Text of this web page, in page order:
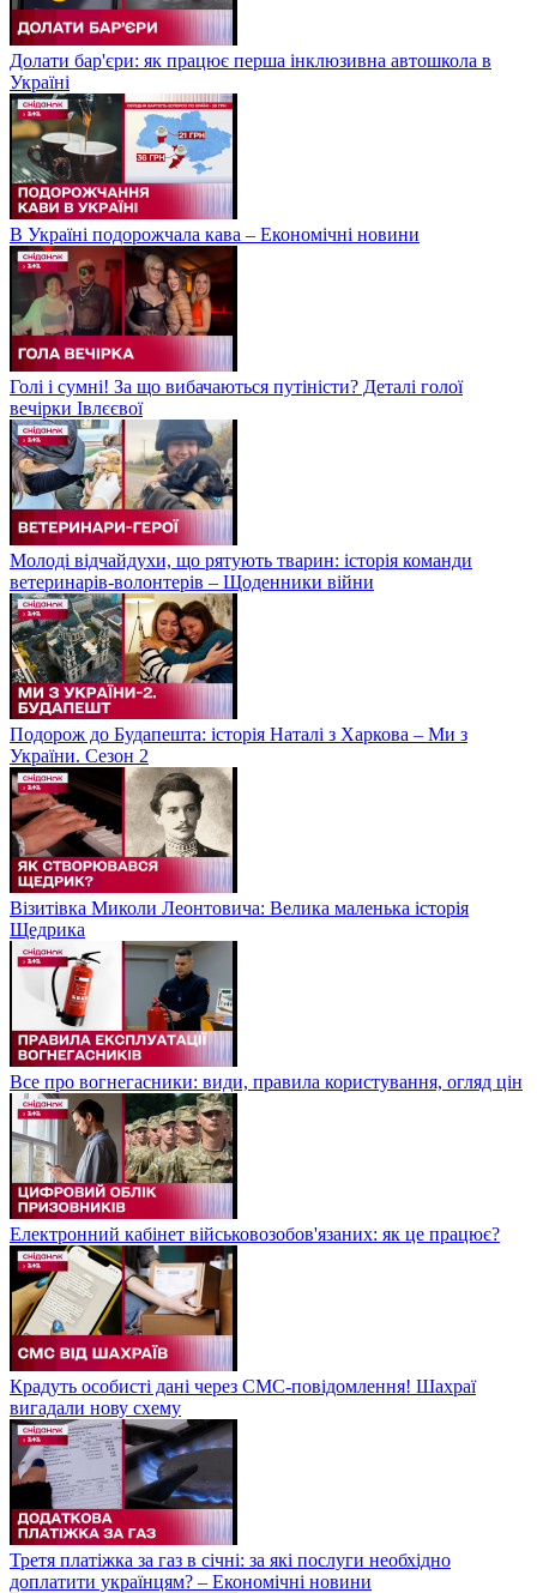
Долати бар'єри: як працює перша інклюзивна автошкола в
Україні
В Україні подорожчала кава – Економічні новини
Голі і сумні! За що вибачаються путіністи? Деталі голої
вечірки Івлєєвої
Молоді відчайдухи, що рятують тварин: історія команди
ветеринарів-волонтерів – Щоденники війни
Подорож до Будапешта: історія Наталі з Харкова – Ми з
України. Сезон 2
Візитівка Миколи Леонтовича: Велика маленька історія
Щедрика
Все про вогнегасники: види, правила користування, огляд цін
Електронний кабінет військовозобов'язаних: як це працює?
Крадуть особисті дані через СМС-повідомлення! Шахраї
вигадали нову схему
Третя платіжка за газ в січні: за які послуги необхідно
доплатити українцям? – Економічні новини